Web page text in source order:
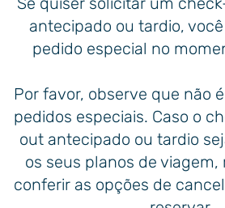
antecipado ou tardio,
pedido especial no
Por favor, observe que não
pedidos especiais. Caso o
out antecipado ou tardio
os seus planos de
conferir as opções de
Natal/RN
El Aram Ponta